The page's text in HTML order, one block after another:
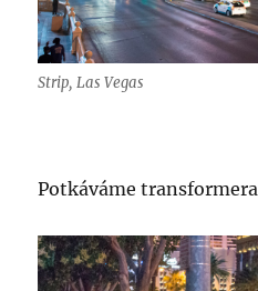
Strip, Las Vegas
Potkáváme transformera